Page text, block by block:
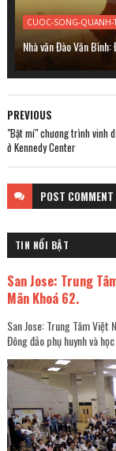
CUOC-SONG-QUANH-
Nhà văn Đào Văn
PREVIOUS
"Bật mí" chương trình vinh
ở Kennedy Center
POST COMMENT
TIN NỔI BẬT
San Jose: Trung
Mãn Khoá 62.
San Jose: Trung Tâm Việt
Đông đảo phụ huynh và